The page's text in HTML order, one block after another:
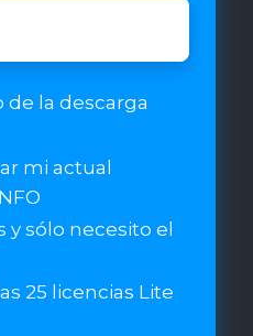
de la descarga
mi actual
y sólo necesito el
25 licencias Lite